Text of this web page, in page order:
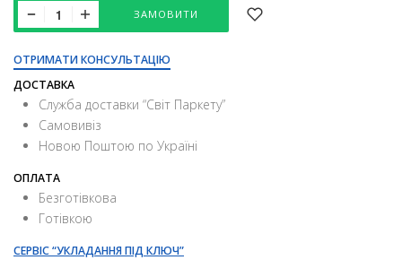
ЗАМОВИТИ
ОТРИМАТИ КОНСУЛЬТАЦІЮ
ДОСТАВКА
Служба доставки “Свiт Паркету”
Самовивіз
Новою Поштою по Україні
ОПЛАТА
Безготівкова
Готівкою
СЕРВІС “УКЛАДАННЯ ПІД КЛЮЧ”